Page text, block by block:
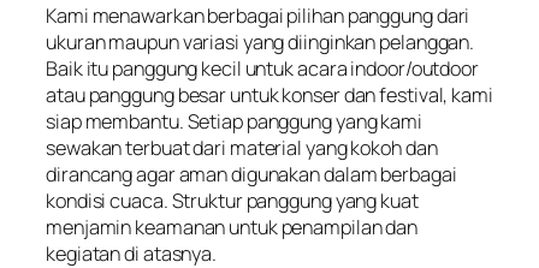
Kami menawarkan berbagai pilihan panggung dari
ukuran maupun variasi yang diinginkan pelanggan.
Baik itu panggung kecil untuk acara indoor/outdoor
atau panggung besar untuk konser dan festival, kami
siap membantu. Setiap panggung yang kami
sewakan terbuat dari material yang kokoh dan
dirancang agar aman digunakan dalam berbagai
kondisi cuaca. Struktur panggung yang kuat
menjamin keamanan untuk penampilan dan
kegiatan di atasnya.